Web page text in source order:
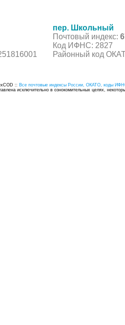
пер. Школьный
Почтовый индекс:
Код ИФНС: 2827
Районный код
:: Все почтовые индексы России, ОКАТО, коды
исключительно в ознокомительных целях,